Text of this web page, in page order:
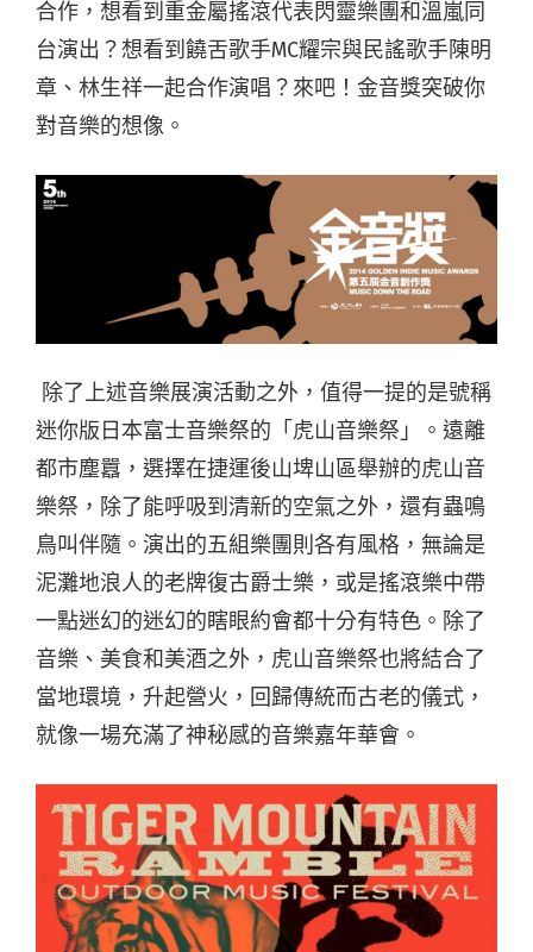
合作，想看到重金屬搖滾代表閃靈樂團和溫嵐同
台演出？想看到饒舌歌手MC耀宗與民謠歌手陳明
章、林生祥一起合作演唱？來吧！金音獎突破你
對音樂的想像。
除了上述音樂展演活動之外，值得一提的是號稱
迷你版日本富士音樂祭的「虎山音樂祭」。遠離
都市塵囂，選擇在捷運後山埤山區舉辦的虎山音
樂祭，除了能呼吸到清新的空氣之外，還有蟲鳴
鳥叫伴隨。演出的五組樂團則各有風格，無論是
泥灘地浪人的老牌復古爵士樂，或是搖滾樂中帶
一點迷幻的迷幻的瞎眼約會都十分有特色。除了
音樂、美食和美酒之外，虎山音樂祭也將結合了
當地環境，升起營火，回歸傳統而古老的儀式，
就像一場充滿了神秘感的音樂嘉年華會。